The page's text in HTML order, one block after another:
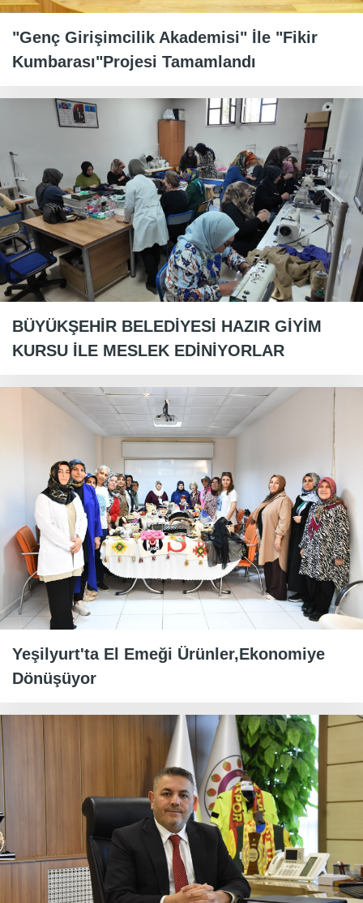
"Genç Girişimcilik Akademisi" İle "Fikir
Kumbarası"Projesi Tamamlandı
BÜYÜKŞEHİR BELEDİYESİ HAZIR GİYİM
KURSU İLE MESLEK EDİNİYORLAR
Yeşilyurt'ta El Emeği Ürünler,Ekonomiye
Dönüşüyor